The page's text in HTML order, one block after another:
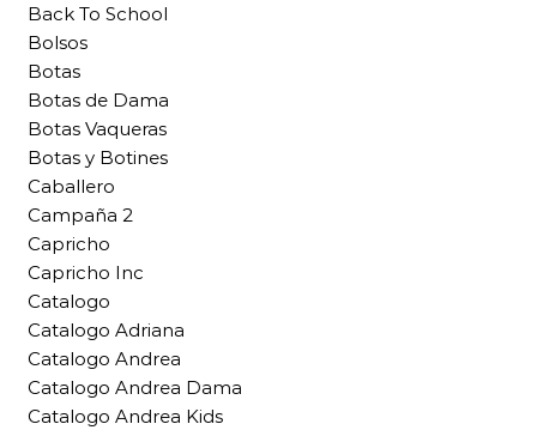
Back To School
Bolsos
Botas
Botas de Dama
Botas Vaqueras
Botas y Botines
Caballero
Campaña 2
Capricho
Capricho Inc
Catalogo
Catalogo Adriana
Catalogo Andrea
Catalogo Andrea Dama
Catalogo Andrea Kids